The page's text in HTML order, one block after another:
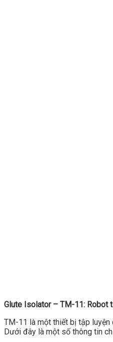
Glute Isolator – TM-11: Robot
TM-11 là một thiết bị tập luyện
Dưới đây là một số thông tin